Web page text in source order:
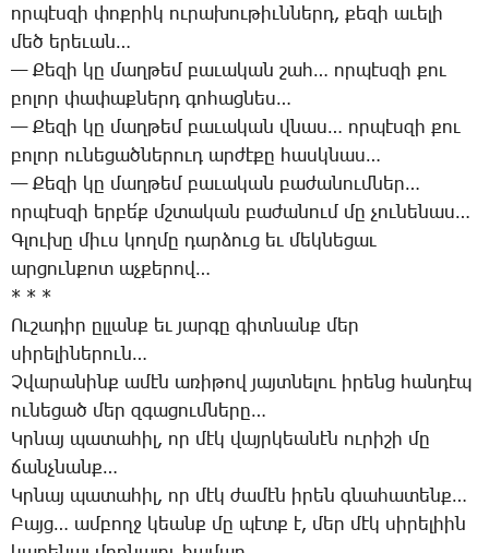
որ­պէս­զի փոք­րիկ ու­րա­խու­թիւն­ներդ, քե­զի ա­ւե­լի
մեծ ե­րե­ւան…
— ­­Քե­զի կը մաղ­թեմ բա­ւա­կան շահ… որ­պէս­զի քու
բո­լոր փա­փաք­ներդ գո­հաց­նես…
— ­­Քե­զի կը մաղ­թեմ բա­ւա­կան վնաս… որ­պէս­զի քու
բո­լոր ու­նե­ցած­նե­րուդ ար­ժէ­քը հասկ­նաս…
— ­­Քե­զի կը մաղ­թեմ բա­ւա­կան բա­ժա­նում­ներ…
որ­պէս­զի եր­բե՛ք մշտա­կան բա­ժա­նում մը չու­նե­նաս…
Գ­լու­խը միւս կող­մը դար­ձուց եւ մեկ­նե­ցաւ
ար­ցուն­քո­տ աչ­քե­րով…
* * *
Ու­շա­դիր ըլ­լանք եւ յար­գը գիտ­նանք մեր
սի­րե­լի­նե­րուն…
Չ­վա­րա­նինք ա­մէն ա­ռի­թով յայտ­նե­լու ի­րենց հան­դէպ
ու­նե­ցած մեր զգա­ցում­նե­րը…
Կր­նայ պա­տա­հիլ, որ մէկ վայր­կեա­նէն ու­րի­շի մը
ճանչ­նանք…
Կր­նայ պա­տա­հիլ, որ մէկ ժա­մէն ի­րեն գնա­հա­տենք…
­­Բայց… ամ­բողջ կեանք մը պէտք է, մեր մէկ սի­րե­լիին